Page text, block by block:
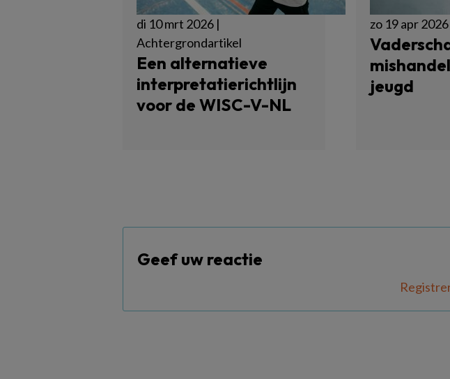
di 10 mrt 2026 |
Achtergrondartikel
Een alternatieve
interpretatierichtlijn
voor de WISC-V-NL
zo 19 apr
jeugd
Geef uw reactie